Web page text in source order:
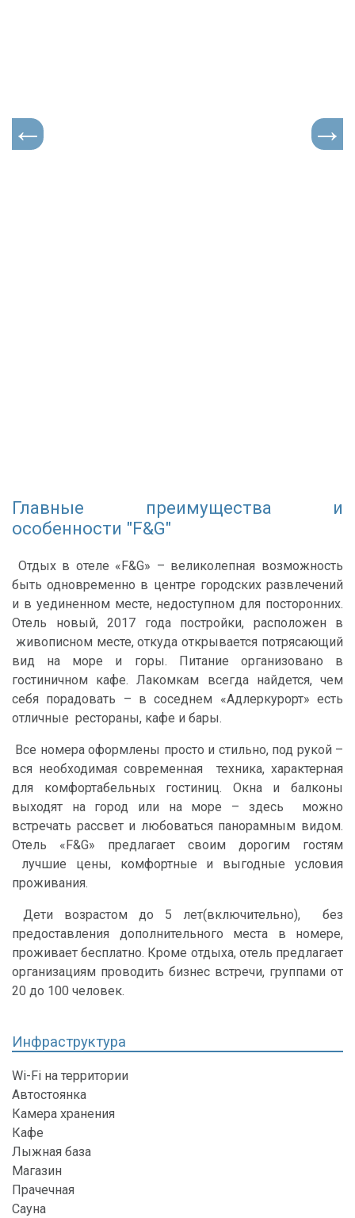
Главные преимущества и
особенности "F&G"
Отдых в отеле «F&G» – великолепная возможность
быть одновременно в центре городских развлечений
и в уединенном месте, недоступном для посторонних.
Отель новый, 2017 года постройки, расположен в
живописном месте, откуда открывается потрясающий
вид на море и горы. Питание организовано в
гостиничном кафе. Лакомкам всегда найдется, чем
себя порадовать – в соседнем «Адлеркурорт» есть
отличные рестораны, кафе и бары.
Все номера оформлены просто и стильно, под рукой –
вся необходимая современная техника, характерная
для комфортабельных гостиниц. Окна и балконы
выходят на город или на море – здесь можно
встречать рассвет и любоваться панорамным видом.
Отель «F&G» предлагает своим дорогим гостям
лучшие цены, комфортные и выгодные условия
проживания.
Дети возрастом до 5 лет(включительно), без
предоставления дополнительного места в номере,
проживает бесплатно. Кроме отдыха, отель предлагает
организациям проводить бизнес встречи, группами от
20 до 100 человек.
Инфраструктура
Wi-Fi на территории
Автостоянка
Камера хранения
Кафе
Лыжная база
Магазин
Прачечная
Сауна